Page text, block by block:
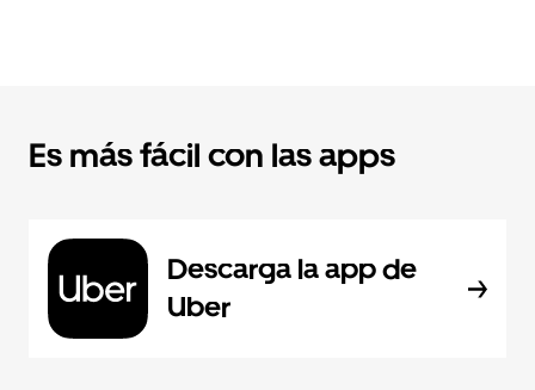
Es más fácil con las apps
Descarga la app de
Uber